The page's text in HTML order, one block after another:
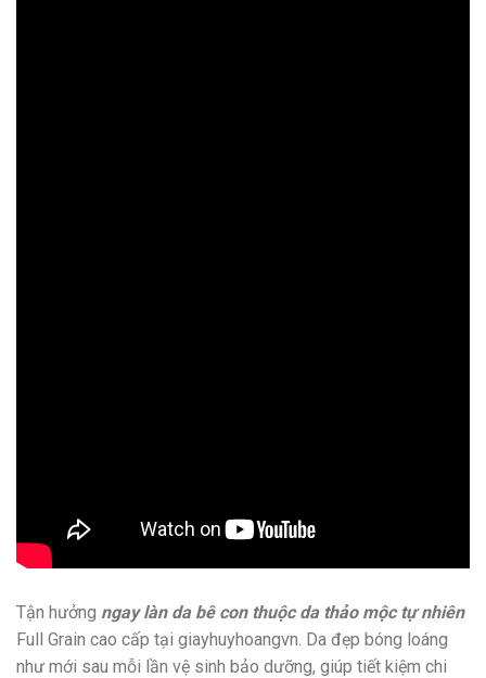
Tận hưởng ngay làn da bê con thuộc da thảo mộc tự nhiên
Full Grain cao cấp tại giayhuyhoangvn. Da đẹp bóng loáng
như mới sau mỗi lần vệ sinh bảo dưỡng, giúp tiết kiệm chi